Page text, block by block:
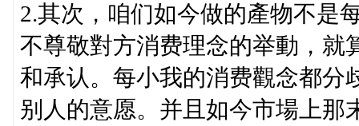
2.其次，咱们如今做的產物不是
不尊敬對方消费理念的举動，就
和承认。每小我的消费觀念都分
别人的意愿。并且如今市場上那